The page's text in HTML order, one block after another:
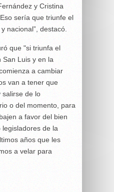
y Cristina
sería que triunfe el
nacional”, destacó.
que "si triunfa el
San Luis y en la
a cambiar
van a tener que
salirse de lo
o del momento, para
a favor del bien
de la
años que les
a velar para